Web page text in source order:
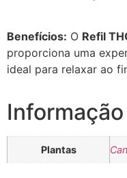
Benefícios: O Refil
proporciona uma
ideal para relaxar ao
Plantas